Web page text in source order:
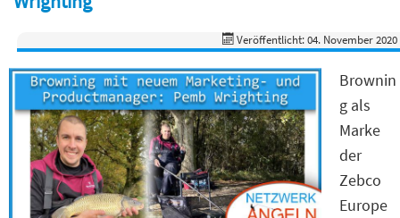
Veröffentlicht: 04. November 2020
Brownin
g als
Marke
der
Zebco
Europe